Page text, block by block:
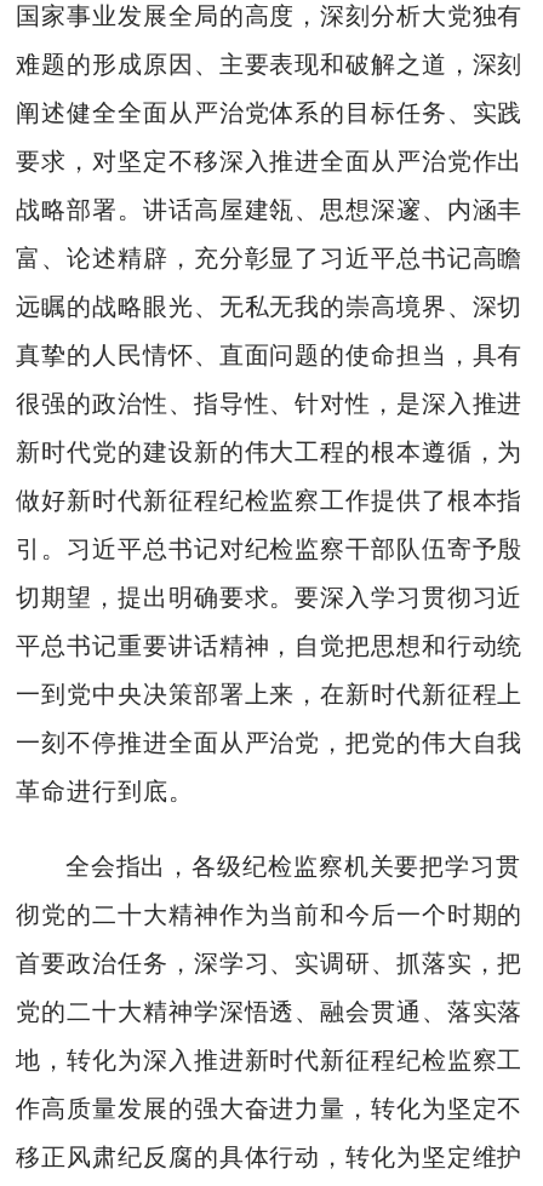
国家事业发展全局的高度，深刻分析大党独有
难题的形成原因、主要表现和破解之道，深刻
阐述健全全面从严治党体系的目标任务、实践
要求，对坚定不移深入推进全面从严治党作出
战略部署。讲话高屋建瓴、思想深邃、内涵丰
富、论述精辟，充分彰显了习近平总书记高瞻
远瞩的战略眼光、无私无我的崇高境界、深切
真挚的人民情怀、直面问题的使命担当，具有
很强的政治性、指导性、针对性，是深入推进
新时代党的建设新的伟大工程的根本遵循，为
做好新时代新征程纪检监察工作提供了根本指
引。习近平总书记对纪检监察干部队伍寄予殷
切期望，提出明确要求。要深入学习贯彻习近
平总书记重要讲话精神，自觉把思想和行动统
一到党中央决策部署上来，在新时代新征程上
一刻不停推进全面从严治党，把党的伟大自我
革命进行到底。
全会指出，各级纪检监察机关要把学习贯
彻党的二十大精神作为当前和今后一个时期的
首要政治任务，深学习、实调研、抓落实，把
党的二十大精神学深悟透、融会贯通、落实落
地，转化为深入推进新时代新征程纪检监察工
作高质量发展的强大奋进力量，转化为坚定不
移正风肃纪反腐的具体行动，转化为坚定维护